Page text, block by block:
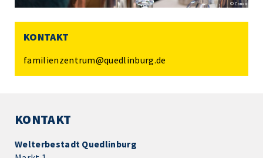
© Canva
KONTAKT
familienzentrum@quedlinburg.de
KONTAKT
Welterbestadt Quedlinburg